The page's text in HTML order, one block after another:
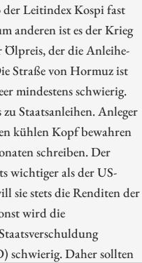
Leitindex Kospi fast
anderen ist es der Krieg
Ölpreis, der die Anleihe-
Straße von Hormuz ist
mindestens schwierig.
Staatsanleihen. Anleger
kühlen Kopf bewahren
schreiben. Der
wichtiger als der US-
sie stets die Renditen der
wird die
schwierig. Daher sollten